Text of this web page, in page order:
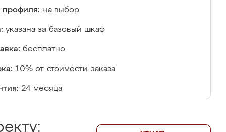
профиля: на выбор
указана за базовый шкаф
бесплатно
10% от стоимости заказа
24 месяца